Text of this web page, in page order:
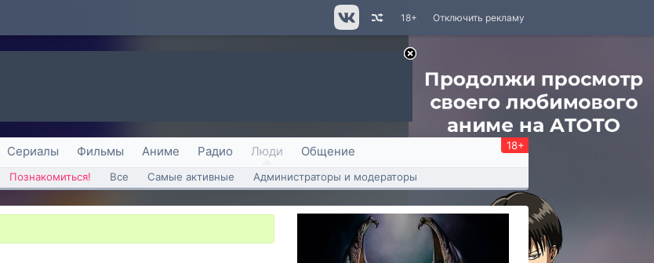
Отключить рекламу
18+
Сериалы Фильмы Аниме Радио Люди Общение 18+
Познакомиться! Все Самые активные Администраторы и модераторы